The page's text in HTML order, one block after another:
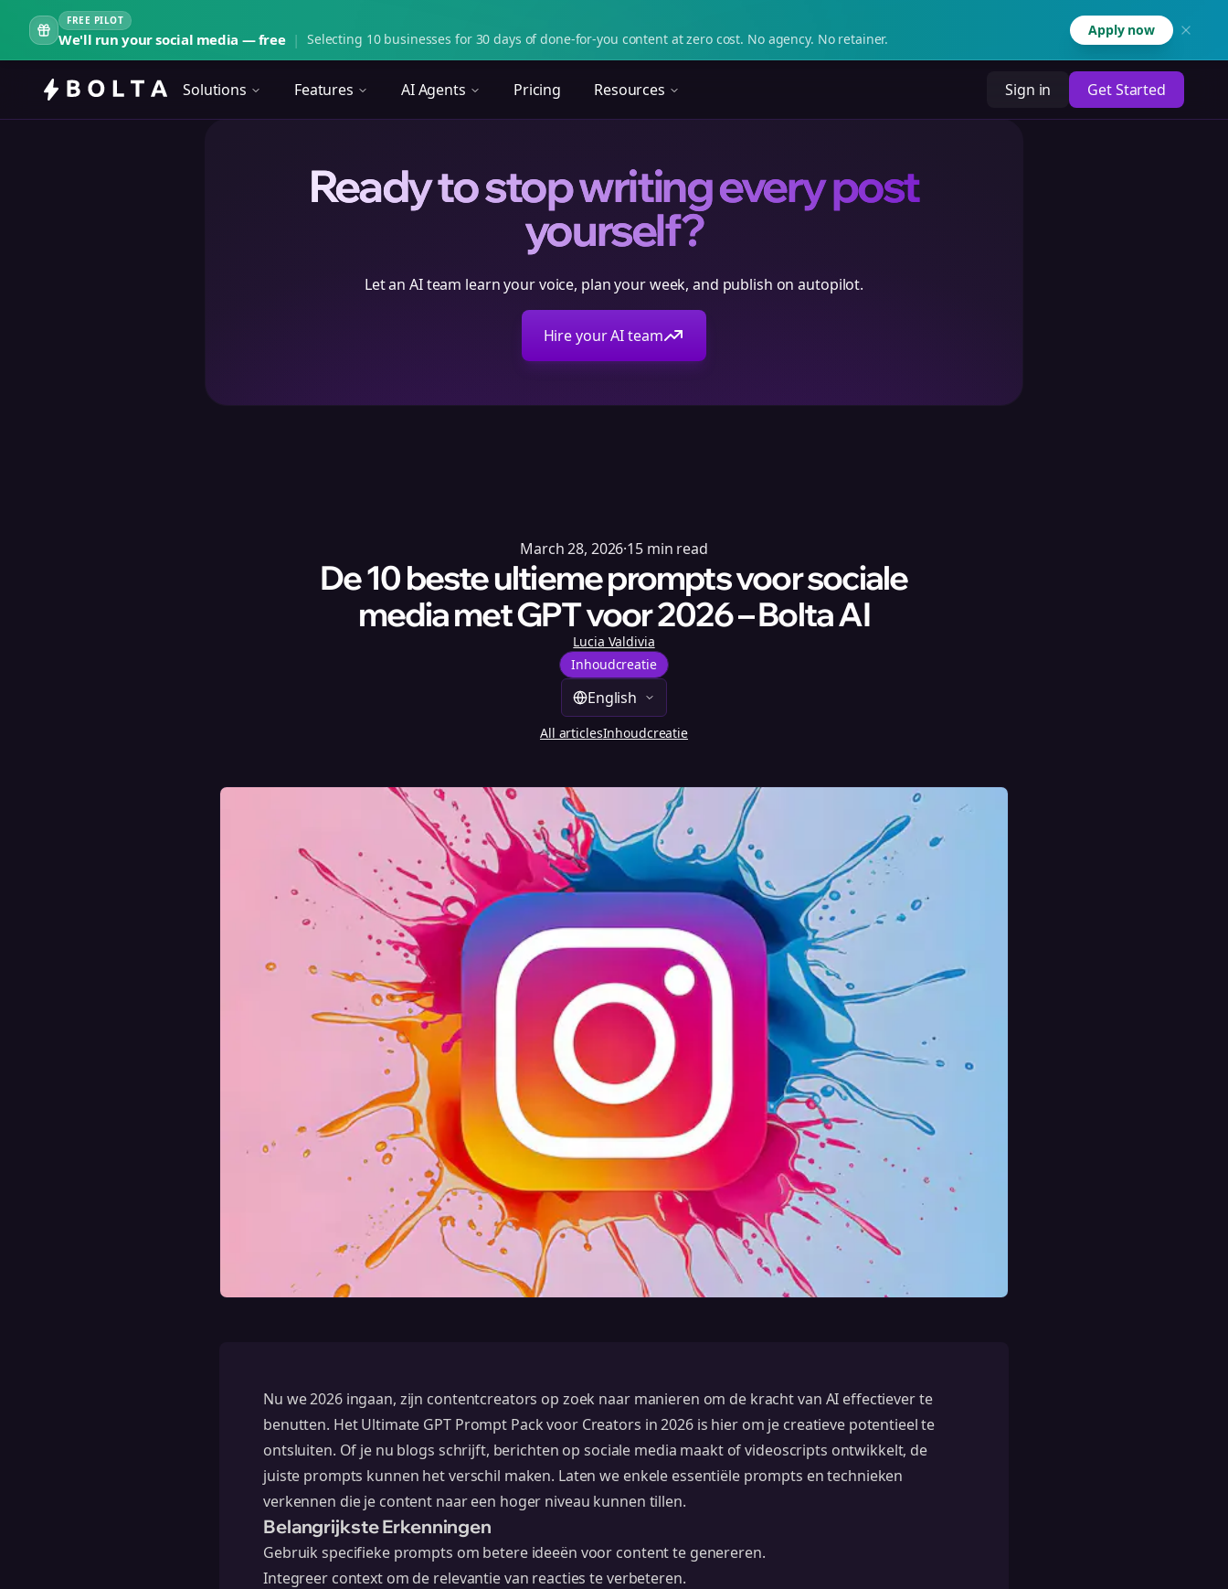
FREE PILOT
We'll run your social media — free | Selecting 10 businesses for 30 days of done-for-you content at zero cost. No agency. No retainer.
Apply now
Solutions Features AI Agents Pricing Resources Sign in Get Started
Ready to stop writing every post
yourself?
Let an AI team learn your voice, plan your week, and publish on autopilot.
Hire your AI team
March 28, 2026·15 min read
De 10 beste ultieme prompts voor sociale
media met GPT voor 2026 – Bolta AI
Lucia Valdivia
Inhoudcreatie
English
All articlesInhoudcreatie
Nu we 2026 ingaan, zijn contentcreators op zoek naar manieren om de kracht van AI effectiever te
benutten. Het Ultimate GPT Prompt Pack voor Creators in 2026 is hier om je creatieve potentieel te
ontsluiten. Of je nu blogs schrijft, berichten op sociale media maakt of videoscripts ontwikkelt, de
juiste prompts kunnen het verschil maken. Laten we enkele essentiële prompts en technieken
verkennen die je content naar een hoger niveau kunnen tillen.
Belangrijkste Erkenningen
Gebruik specifieke prompts om betere ideeën voor content te genereren.
Integreer context om de relevantie van reacties te verbeteren.